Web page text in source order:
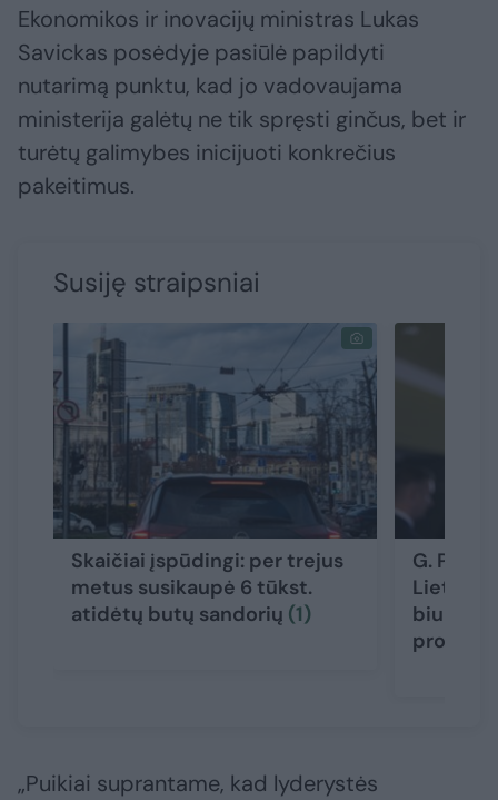
Ekonomikos ir inovacijų ministras Lukas
Savickas posėdyje pasiūlė papildyti
nutarimą punktu, kad jo vadovaujama
ministerija galėtų ne tik spręsti ginčus, bet ir
turėtų galimybes inicijuoti konkrečius
pakeitimus.
Susiję straipsniai
Skaičiai įspūdingi: per trejus
metus susikaupė 6 tūkst.
atidėtų butų sandorių (1)
G.
„Puikiai suprantame, kad lyderystės